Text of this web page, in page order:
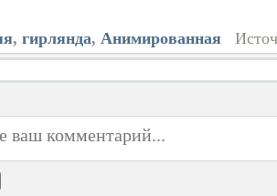
, гирлянда, Анимированная